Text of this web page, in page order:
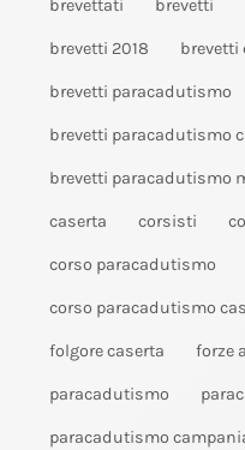
brevettati brevetti
brevetti 2018 brevetti
brevetti paracadutismo
brevetti paracadutismo
brevetti paracadutismo
caserta corsisti
corso paracadutismo
corso paracadutismo
folgore caserta forze
paracadutismo
paracadutismo